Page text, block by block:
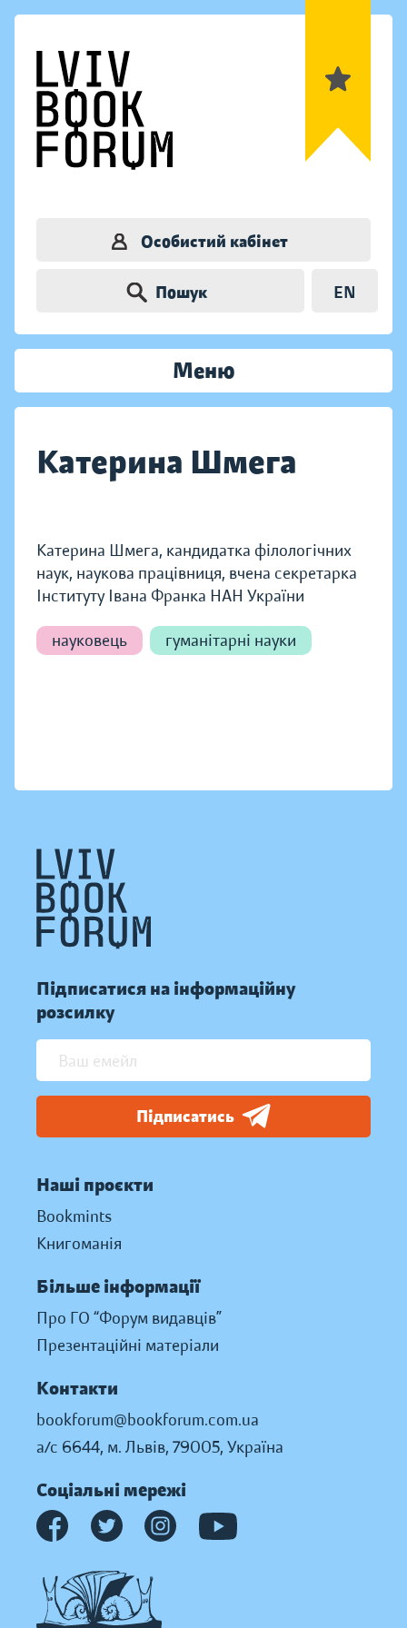
Особистий кабінет
Пошук EN
Меню
Катерина Шмега
Катерина Шмега, кандидатка філологічних
наук, наукова працівниця, вчена секретарка
Інституту Івана Франка НАН України
науковець гуманітарні науки
Підписатися на інформаційну
розсилку
Підписатись
Наші проєкти
Bookmints
Книгоманія
Більше інформації
Про ГО “Форум видавців”
Презентаційні матеріали
Контакти
bookforum@bookforum.com.ua
а/с 6644, м. Львів, 79005, Україна
Соціальні мережі